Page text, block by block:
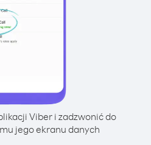
Viber i zadzwonić do
jego ekranu danych